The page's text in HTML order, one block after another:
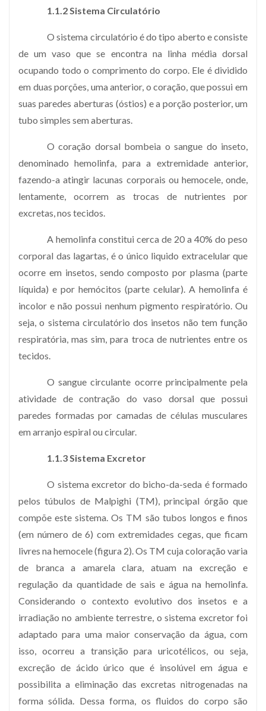
1.1.2 Sistema Circulatório
O sistema circulatório é do tipo aberto e consiste
de um vaso que se encontra na linha média dorsal
ocupando todo o comprimento do corpo. Ele é dividido
em duas porções, uma anterior, o coração, que possui em
suas paredes aberturas (óstios) e a porção posterior, um
tubo simples sem aberturas.
O coração dorsal bombeia o sangue do inseto,
denominado hemolinfa, para a extremidade anterior,
fazendo-a atingir lacunas corporais ou hemocele, onde,
lentamente, ocorrem as trocas de nutrientes por
excretas, nos tecidos.
A hemolinfa constitui cerca de 20 a 40% do peso
corporal das lagartas, é o único liquido extracelular que
ocorre em insetos, sendo composto por plasma (parte
líquida) e por hemócitos (parte celular). A hemolinfa é
incolor e não possui nenhum pigmento respiratório. Ou
seja, o sistema circulatório dos insetos não tem função
respiratória, mas sim, para troca de nutrientes entre os
tecidos.
O sangue circulante ocorre principalmente pela
atividade de contração do vaso dorsal que possui
paredes formadas por camadas de células musculares
em arranjo espiral ou circular.
1.1.3 Sistema Excretor
O sistema excretor do bicho-da-seda é formado
pelos túbulos de Malpighi (TM), principal órgão que
compõe este sistema. Os TM são tubos longos e finos
(em número de 6) com extremidades cegas, que ficam
livres na hemocele (figura 2). Os TM cuja coloração varia
de branca a amarela clara, atuam na excreção e
regulação da quantidade de sais e água na hemolinfa.
Considerando o contexto evolutivo dos insetos e a
irradiação no ambiente terrestre, o sistema excretor foi
adaptado para uma maior conservação da água, com
isso, ocorreu a transição para uricotélicos, ou seja,
excreção de ácido úrico que é insolúvel em água e
possibilita a eliminação das excretas nitrogenadas na
forma sólida. Dessa forma, os fluidos do corpo são